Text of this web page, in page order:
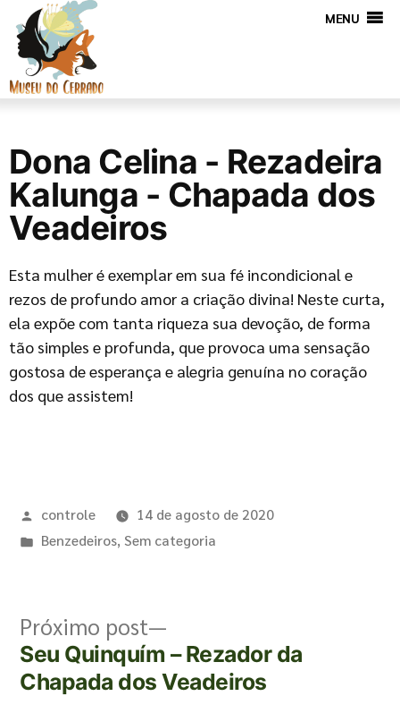
MENU
Dona Celina - Rezadeira
Kalunga - Chapada dos
Veadeiros
Esta mulher é exemplar em sua fé incondicional e
rezos de profundo amor a criação divina! Neste curta,
ela expõe com tanta riqueza sua devoção, de forma
tão simples e profunda, que provoca uma sensação
gostosa de esperança e alegria genuína no coração
dos que assistem!
controle
14 de agosto de 2020
Benzedeiros, Sem categoria
Próximo post
Seu Quinquím – Rezador da
Chapada dos Veadeiros